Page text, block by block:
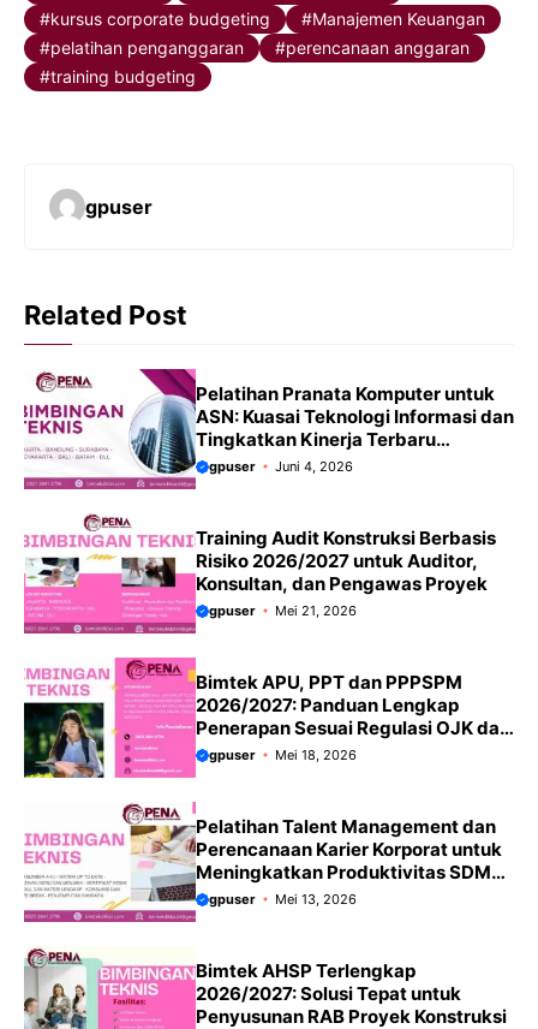
kursus corporate budgeting
Manajemen Keuangan
pelatihan penganggaran
perencanaan anggaran
training budgeting
gpuser
Related Post
Pelatihan Pranata Komputer untuk
ASN: Kuasai Teknologi Informasi dan
Tingkatkan Kinerja Terbaru
2026/2027
gpuser Juni 4, 2026
Training Audit Konstruksi Berbasis
Risiko 2026/2027 untuk Auditor,
Konsultan, dan Pengawas Proyek
gpuser Mei 21, 2026
Bimtek APU, PPT dan PPPSPM
2026/2027: Panduan Lengkap
Penerapan Sesuai Regulasi OJK dan
PPATK Terbaru
gpuser Mei 18, 2026
Pelatihan Talent Management dan
Perencanaan Karier Korporat untuk
Meningkatkan Produktivitas SDM
Terbaru 2026/2027
gpuser Mei 13, 2026
Bimtek AHSP Terlengkap
2026/2027: Solusi Tepat untuk
Penyusunan RAB Proyek Konstruksi